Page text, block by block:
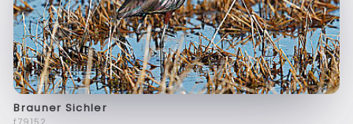
Brauner Sichler